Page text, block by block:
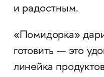
и радостным.
«Помидорка»
готовить — это
линейка